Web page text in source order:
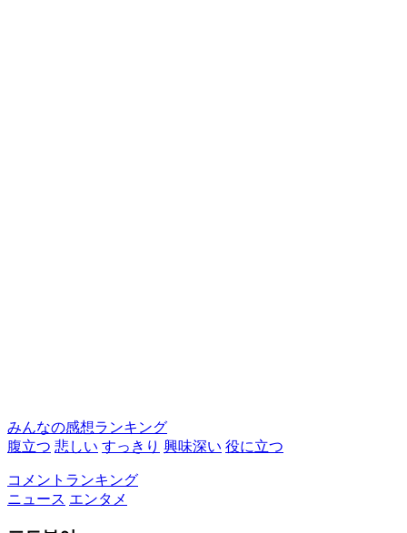
みんなの感想ランキング
腹立つ 悲しい すっきり 興味深い 役に立つ
コメントランキング
ニュース エンタメ